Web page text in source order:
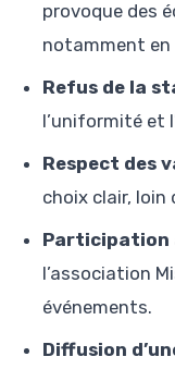
provoque des
notamment en
Refus de la
l’uniformité et
Respect des
choix clair, loin
Participation
l’association
événements.
Diffusion